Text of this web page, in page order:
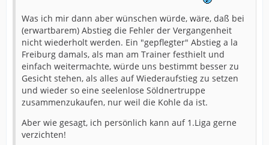
Was ich mir dann aber wünschen würde, wäre, daß bei
(erwartbarem) Abstieg die Fehler der Vergangenheit
nicht wiederholt werden. Ein "gepflegter" Abstieg a la
Freiburg damals, als man am Trainer festhielt und
einfach weitermachte, würde uns bestimmt besser zu
Gesicht stehen, als alles auf Wiederaufstieg zu setzen
und wieder so eine seelenlose Söldnertruppe
zusammenzukaufen, nur weil die Kohle da ist.
Aber wie gesagt, ich persönlich kann auf 1.Liga gerne
verzichten!